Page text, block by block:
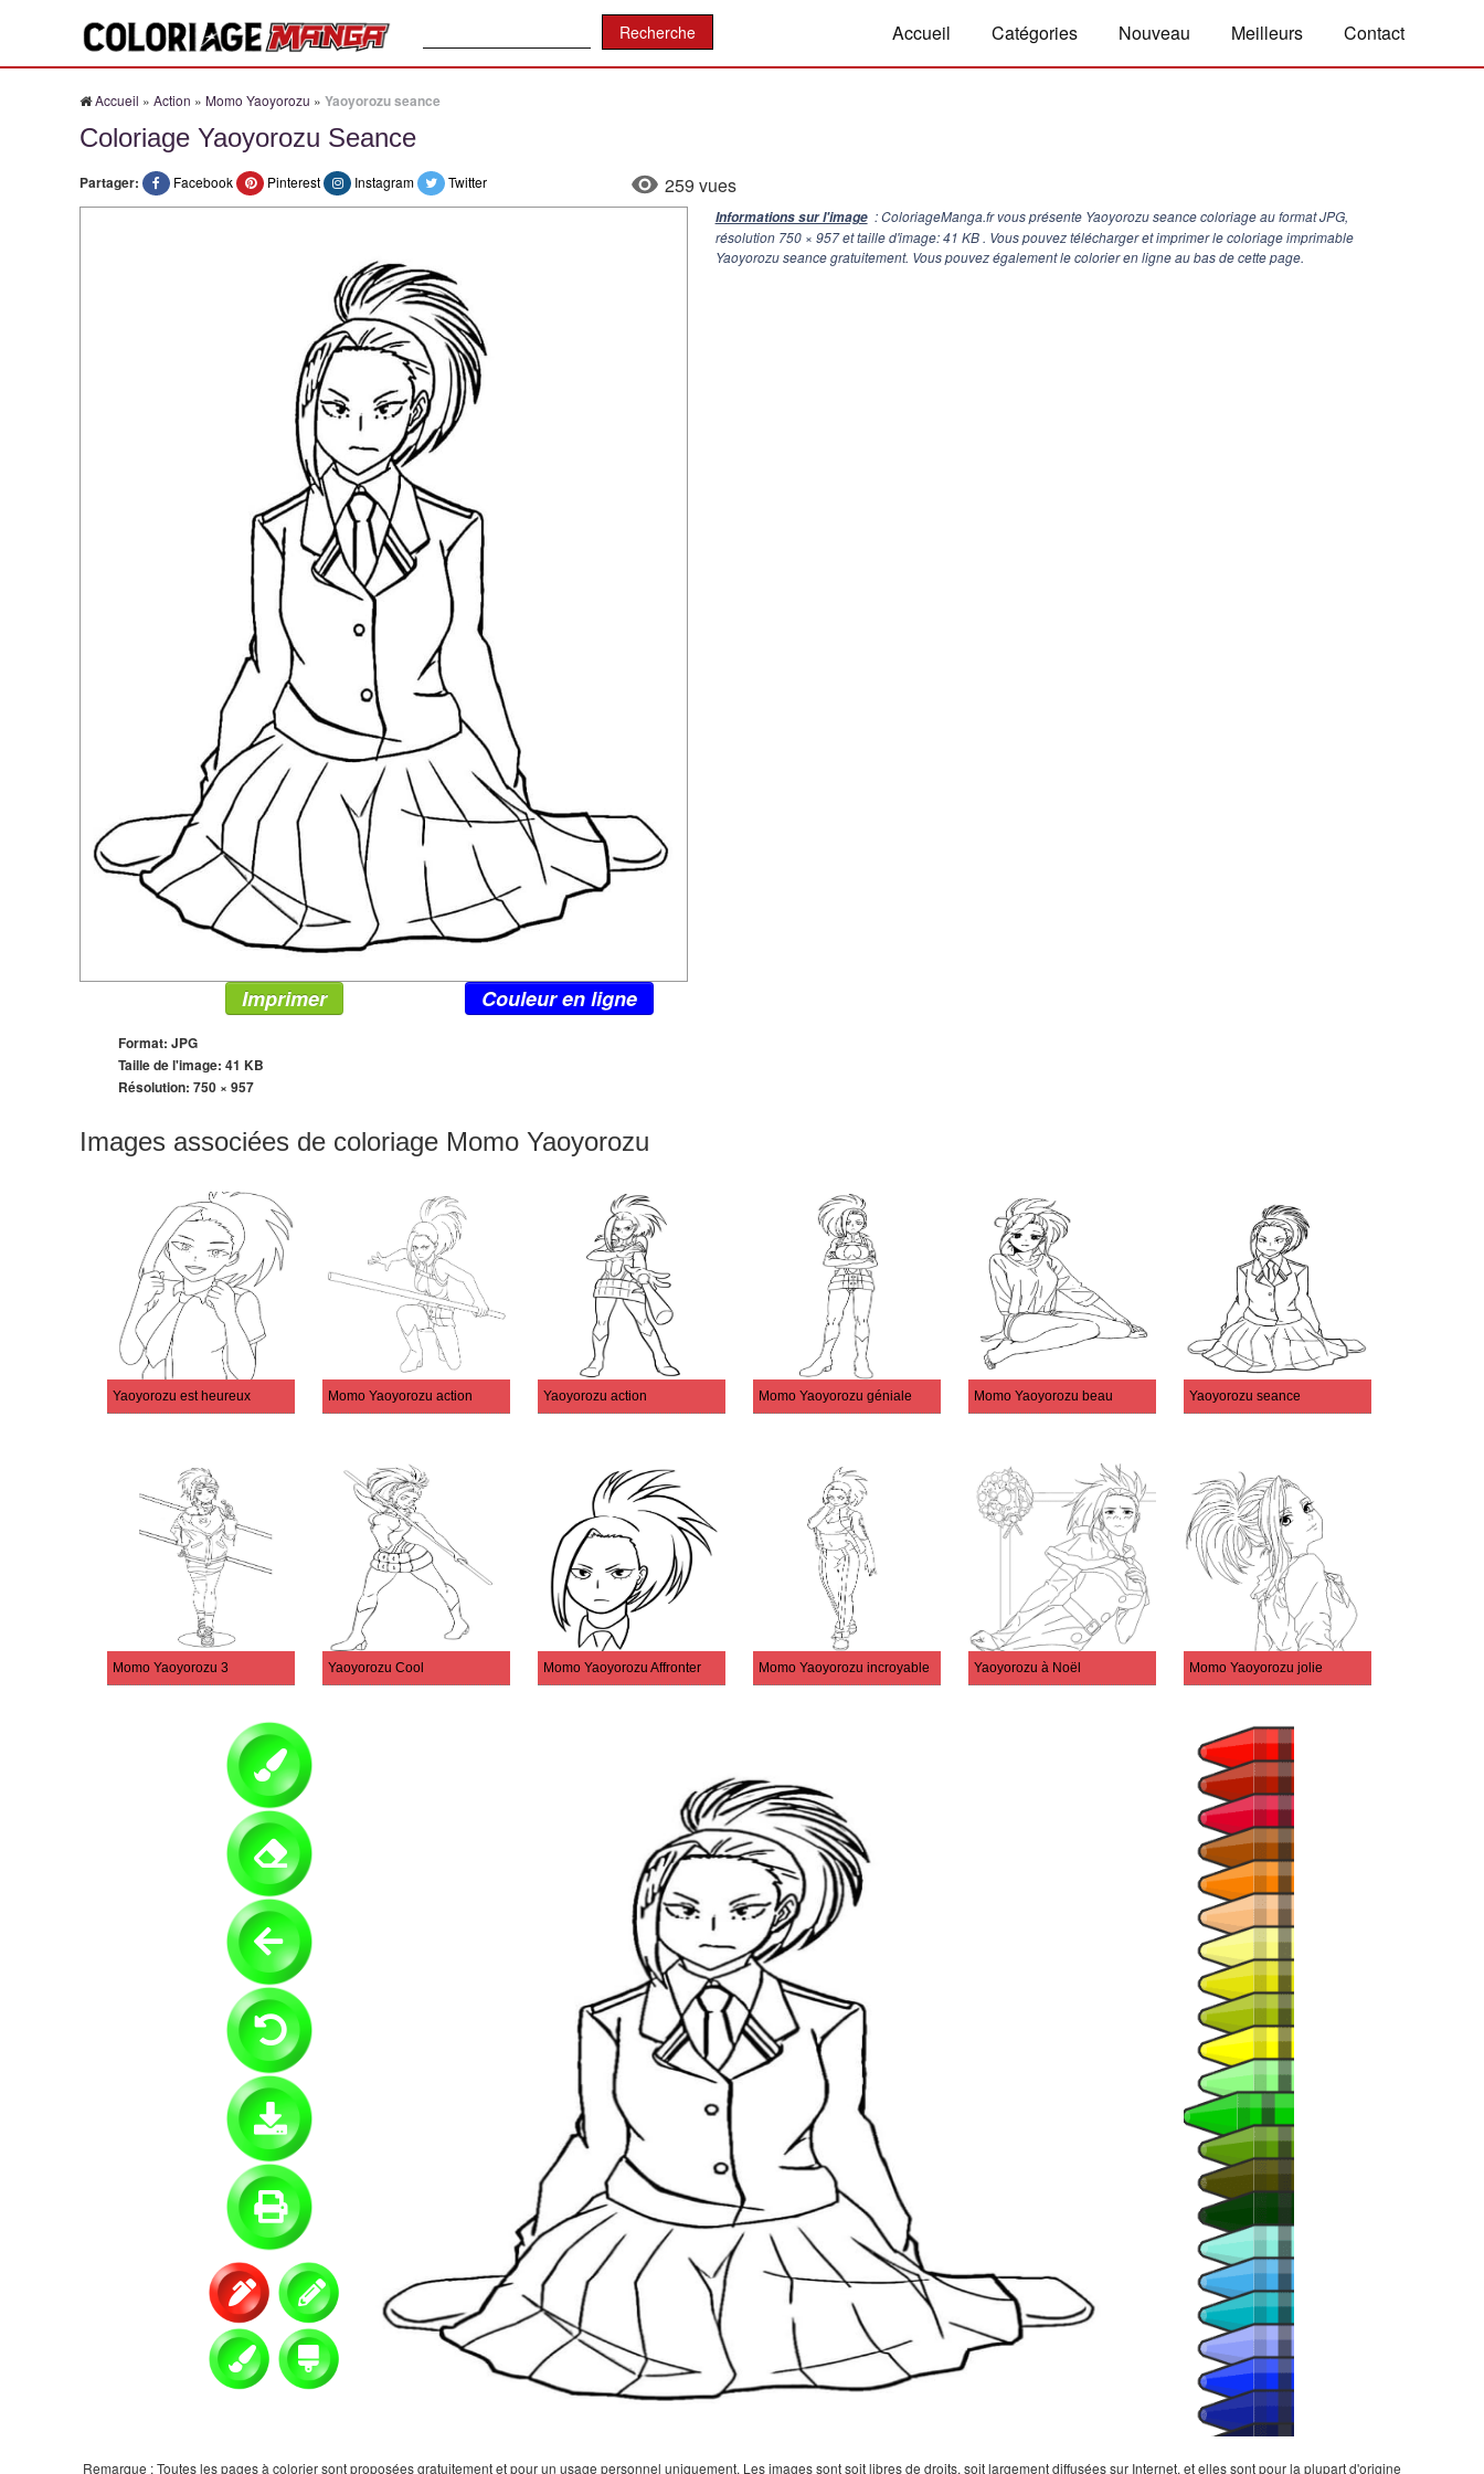
Accueil Catégories Nouveau Meilleurs Contact
Accueil » Action » Momo Yaoyorozu » Yaoyorozu seance
Coloriage Yaoyorozu Seance
Partager: Facebook Pinterest Instagram Twitter 259 vues
Informations sur l'image : ColoriageManga.fr vous présente Yaoyorozu seance coloriage au format JPG,
résolution 750 × 957et taille d'image: 41 KB . Vous pouvez télécharger et imprimer le coloriage imprimable
Yaoyorozu seance gratuitement. Vous pouvez également le colorier en ligne au bas de cette page.
Imprimer Couleur en ligne
Format: JPG
Taille de l'image: 41 KB
Résolution: 750 × 957
Images associées de coloriage Momo Yaoyorozu
Yaoyorozu est heureux Momo Yaoyorozu action Yaoyorozu action Momo Yaoyorozu géniale Momo Yaoyorozu beau Yaoyorozu seance
Momo Yaoyorozu 3 Yaoyorozu Cool Momo Yaoyorozu Affronter Momo Yaoyorozu incroyable Yaoyorozu à Noël Momo Yaoyorozu jolie
Remarque : Toutes les pages à colorier sont proposées gratuitement et pour un usage personnel uniquement. Les images sont soit libres de droits, soit largement diffusées sur Internet, et elles sont pour la plupart d'origine